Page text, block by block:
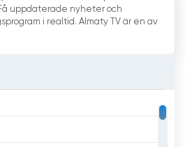
uppdaterade nyheter och
i realtid. Almaty TV är en av